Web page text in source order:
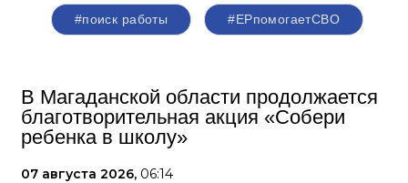
#поиск работы #ЕРпомогаетСВО
В Магаданской области продолжается
благотворительная акция «Собери
ребенка в школу»
07 августа 2026, 06:14